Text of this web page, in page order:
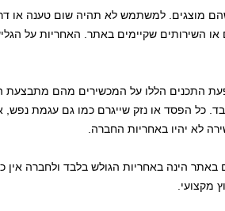
מוצגים. למשתמש לא תהיה שום טענה או
השירותים שקיימים באתר. האחריות על
התכנים הללו על המכשירים מהם מתבצעת
כל הפסד או נזק שייגרם כמו גם עגמת נפש,
לא יהיו באחריות החברה.
הינה באחריות הגולש בלבד ולחברה אין
מקצועי.